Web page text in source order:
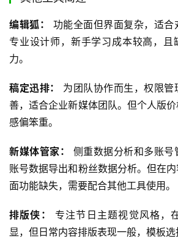
编辑狐：
功能全面但界面复杂，适合
专业设计师，新手学习成本较高，且
力。
稿定迅排：
为团队协作而生，权限
善，适合企业新媒体团队。但个人版
感偏笨重。
新媒体管家：
侧重数据分析和多账号
账号数据导出和粉丝数据分析。但在
面功能缺失，需要配合其他工具使用。
排版侠：
专注节日主题视觉风格，
显，但日常内容排版表现一般，模板选